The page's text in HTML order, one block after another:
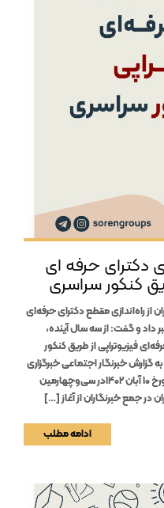
دکترای حرفه ای
کنکور سراسری
از راه‌اندازی مقطع دکترای حرفه‌ای
داد و گفت: از سه سال آینده،
فیزیوتراپی از طریق کنکور
خبرنگار اجتماعی خبرگزاری
تسنیم: احمد مؤذن‌زاده مورخ 10 آبان 1402در سی‌و‌چهارمین
در جمع خبرنگاران از آغاز […]
ادامه مطلب